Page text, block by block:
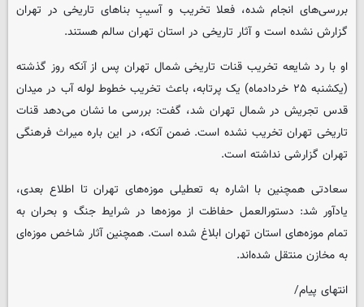
بررسی‌های انجام شده، فعلا تخریب و آسیبِ بناهای تاریخی در تهران
گزارش نشده است و آثار تاریخی در استان تهران سالم هستند.
او با رد شایعه تخریب قنات تاریخی شمال تهران پس از آنکه روز گذشته
(یکشنبه ۲۵ خردادماه) یک پرتابه، باعث تخریب خطوط لوله آب در میدان
قدس تجریش در شمال تهران شد، گفت: بررسی ما نشان می‌دهد قنات
تاریخی تهران تخریب نشده است. ضمن آنکه، در این باره میراث فرهنگی
تهران گزارشی نداشته است.
سعادتی همچنین با اشاره به تعطیلی موزه‌های تهران تا اطلاع بعدی،
یادآور شد: دستورالعمل حفاظت از موزه‌ها در شرایط جنگ و بحران به
تمام موزه‌های استان تهران ابلاغ شده است. همچنین آثار شاخص موزه‌ای
به مخازن منتقل شده‌اند.
انتهای پیام/